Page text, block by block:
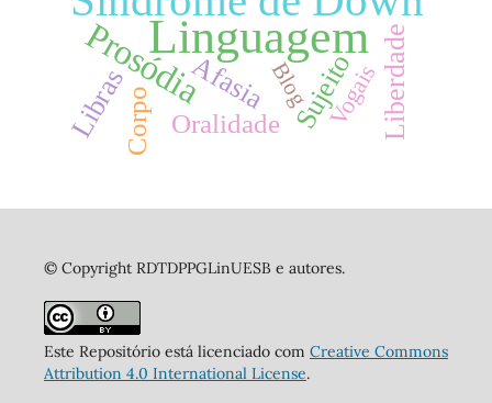
Linguagem
Prosódia
Libras Liberdade
Sujeito
Afasia
Oralidade
Corpo Vogais
Blog
© Copyright RDTDPPGLinUESB e autores.
Este Repositório está licenciado comCreative Commons
Attribution 4.0 International License.